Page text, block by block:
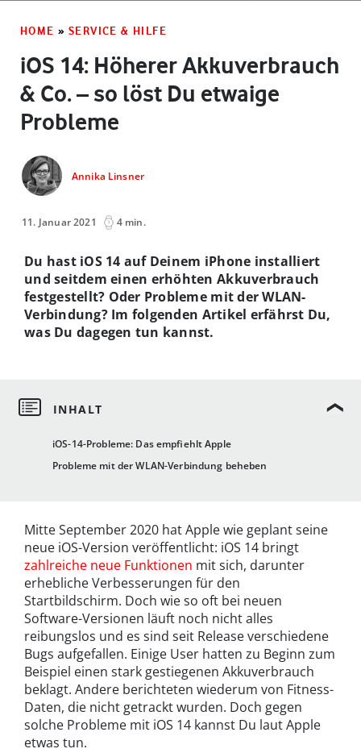
HOME » SERVICE & HILFE
iOS 14: Höherer Akkuverbrauch
& Co. – so löst Du etwaige
Probleme
Annika Linsner
11. Januar 2021 4 min.
iOS-14-Probleme: Das empfiehlt Apple
Probleme mit der WLAN-Verbindung beheben
Du hast iOS 14 auf Deinem iPhone installiert
und seitdem einen erhöhten Akkuverbrauch
festgestellt? Oder Probleme mit der WLAN-
Verbindung? Im folgenden Artikel erfährst Du,
was Du dagegen tun kannst.
Mitte September 2020 hat Apple wie geplant seine
neue iOS-Version veröffentlicht: iOS 14 bringt
zahlreiche neue Funktionen mit sich, darunter
erhebliche Verbesserungen für den
Startbildschirm. Doch wie so oft bei neuen
Software-Versionen läuft noch nicht alles
reibungslos und es sind seit Release verschiedene
Bugs aufgefallen. Einige User hatten zu Beginn zum
Beispiel einen stark gestiegenen Akkuverbrauch
beklagt. Andere berichteten wiederum von Fitness-
Daten, die nicht getrackt wurden. Doch gegen
solche Probleme mit iOS 14 kannst Du laut Apple
etwas tun.